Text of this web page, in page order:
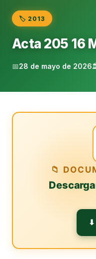
🏷️ 2013
Acta 205 16
📅28 de mayo de 2026
📁
⬇